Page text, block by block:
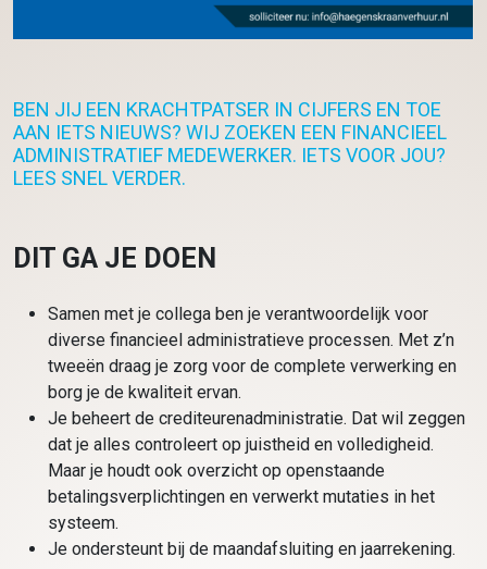
BEN JIJ EEN KRACHTPATSER IN CIJFERS EN TOE
AAN IETS NIEUWS? WIJ ZOEKEN EEN FINANCIEEL
ADMINISTRATIEF MEDEWERKER. IETS VOOR JOU?
LEES SNEL VERDER.
DIT GA JE DOEN
Samen met je collega ben je verantwoordelijk voor
diverse financieel administratieve processen. Met z’n
tweeën draag je zorg voor de complete verwerking en
borg je de kwaliteit ervan.
Je beheert de crediteurenadministratie. Dat wil zeggen
dat je alles controleert op juistheid en volledigheid.
Maar je houdt ook overzicht op openstaande
betalingsverplichtingen en verwerkt mutaties in het
systeem.
Je ondersteunt bij de maandafsluiting en jaarrekening.